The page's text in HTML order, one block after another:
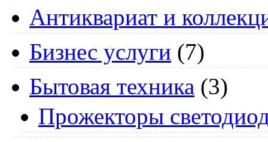
Антиквариат и
Бизнес услуги (7)
Бытовая техника (3)
Прожекторы